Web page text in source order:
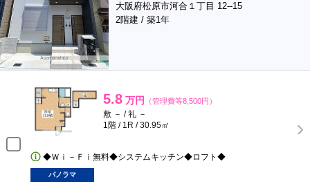
大阪府松原市河合１丁目 12--15
2階建 / 築1年
5.8 万円 （管理費等8,500円）
敷 － / 礼 －
1階 / 1R / 30.95㎡
◆Ｗｉ－Ｆｉ無料◆システムキッチン◆ロフト◆
パノラマ